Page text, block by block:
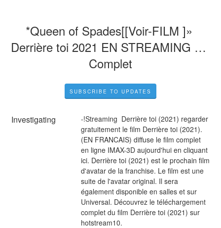
*Queen of Spades[[Voir-FILM ]»
Derrière toi 2021 EN STREAMING VF
Complet
SUBSCRIBE TO UPDATES
Investigating
-!Streaming  Derrière toi (2021) regarder
gratuitement le film Derrière toi (2021).
(EN FRANCAIS) diffuse le film complet
en ligne IMAX-3D aujourd'hui en cliquant
ici. Derrière toi (2021) est le prochain film
d'avatar de la franchise. Le film est une
suite de l'avatar original. Il sera
également disponible en salles et sur
Universal. Découvrez le téléchargement
complet du film Derrière toi (2021) sur
hotstream10.